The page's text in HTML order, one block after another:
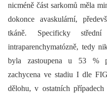
nicméně část sarkomů měla
dokonce avaskulární,
tkáně. Specificky
intraparenchymatózně, tedy
byla zastoupena u 53 %
zachycena ve stadiu I dle
dělohu, v ostatních